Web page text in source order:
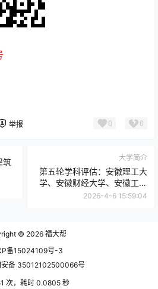
举报 0 0
筑
大学简介
第五轮学科评估：安徽理工大
学、安徽财经大学、安徽工程
大学，谁更胜一筹？ 一篇文章
2026-4-6 15:59:04
© 2026 福大帮
备15024109号-3
安备 35012102500066号
次，耗时 0.0805 秒